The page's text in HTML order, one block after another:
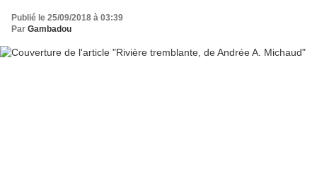
Publié le 25/09/2018 à 03:39
Par Gambadou